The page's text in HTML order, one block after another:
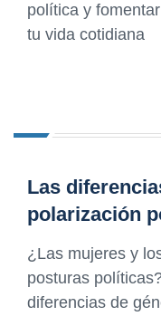
política y
tu vida cotidiana
Las
polarización
¿Las mujeres y
posturas
diferencias de